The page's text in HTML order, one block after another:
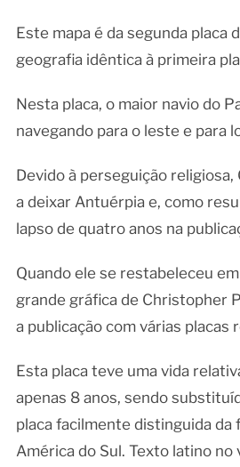
Este mapa é da segunda placa
geografia idêntica à primeira
Nesta placa, o maior navio do
navegando para o leste e para
Devido à perseguição
a deixar Antuérpia e, como
lapso de quatro anos na
Quando ele se restabeleceu
grande gráfica de Christopher
a publicação com várias placas
Esta placa teve uma vida
apenas 8 anos, sendo
placa facilmente distinguida da
América do Sul. Texto latino no